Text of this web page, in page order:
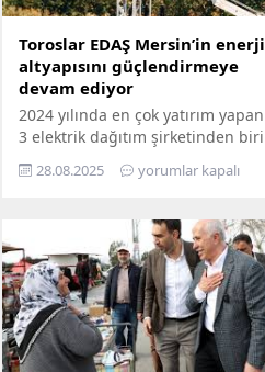
Toroslar EDAŞ Mersin’in enerji
altyapısını güçlendirmeye
devam ediyor
2024 yılında en çok yatırım yapan
3 elektrik dağıtım şirketinden biri
olan Toroslar EDAŞ, 2025 yılının
ilk 6 ayında Türkiye’nin en
Mersin’de gerçekleştirdiği 381
milyon TL’yi aşan yatırımla, enerji
altyapısını bugünün ihtiyaçlarına
uygun biçimde yenilerken,
geleceğin artan taleplerine de
hazır hâle getiriyor Türkiye’nin
enerji dönüşümüne öncülük...
28.08.2025 yorumlar kapalı